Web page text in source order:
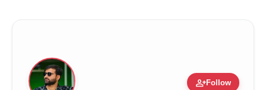
person_addFollow